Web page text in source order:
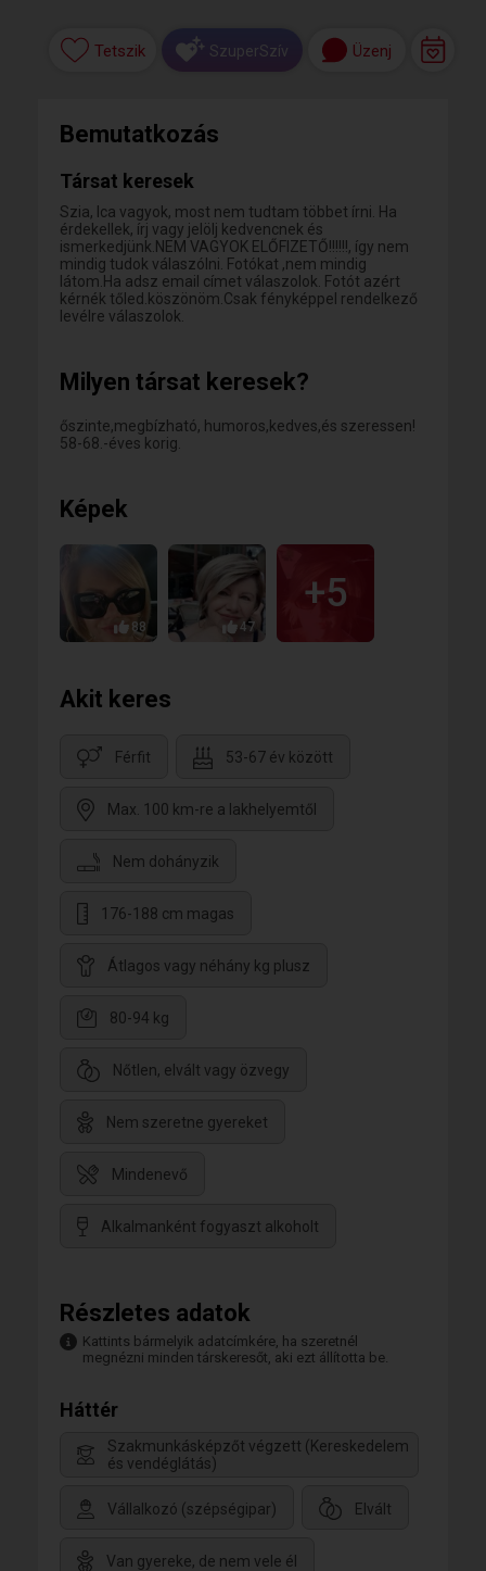
Tetszik SzuperSzív Üzenj
Bemutatkozás
Társat keresek
Szia, Ica vagyok, most nem tudtam többet írni. Ha
érdekellek, írj vagy jelölj kedvencnek és
ismerkedjünk.NEM VAGYOK ELŐFIZETŐ!!!!!!, így nem
mindig tudok válaszólni. Fotókat ,nem mindig
látom.Ha adsz email címet válaszolok. Fotót azért
kérnék tőled.köszönöm.Csak fényképpel rendelkező
levélre válaszolok.
Milyen társat keresek?
őszinte,megbízható, humoros,kedves,és szeressen!
58-68.-éves korig.
Képek
88 47
+5
Akit keres
Férfit 53-67 év között
Max. 100 km-re a lakhelyemtől
Nem dohányzik
176-188 cm magas
Átlagos vagy néhány kg plusz
80-94 kg
Nőtlen, elvált vagy özvegy
Nem szeretne gyereket
Mindenevő
Alkalmanként fogyaszt alkoholt
Részletes adatok
Kattints bármelyik adatcímkére, ha szeretnél
megnézni minden társkeresőt, aki ezt állította be.
Háttér
Szakmunkásképzőt végzett (Kereskedelem
és vendéglátás)
Vállalkozó (szépségipar) Elvált
Van gyereke, de nem vele él